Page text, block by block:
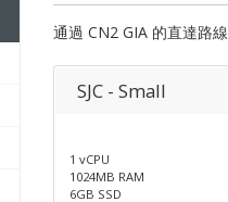
通過 CN2 GIA 的直達路線
SJC - Small
1 vCPU
1024MB RAM
6GB SSD